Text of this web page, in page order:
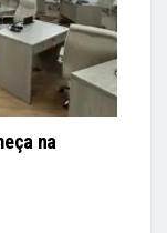
na